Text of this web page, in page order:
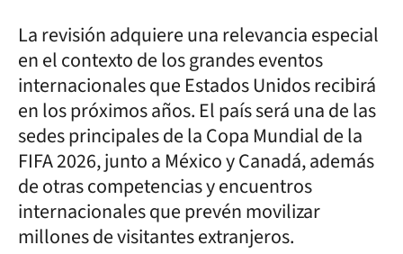
La revisión adquiere una relevancia especial
en el contexto de los grandes eventos
internacionales que Estados Unidos recibirá
en los próximos años. El país será una de las
sedes principales de la Copa Mundial de la
FIFA 2026, junto a México y Canadá, además
de otras competencias y encuentros
internacionales que prevén movilizar
millones de visitantes extranjeros.